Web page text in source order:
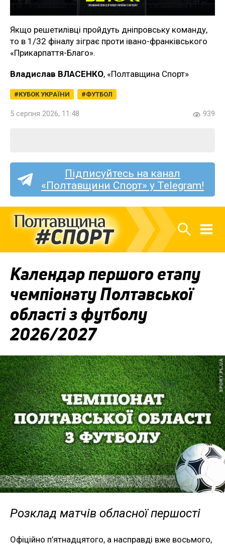
Якщо решетилівці пройдуть дніпровську команду,
то в 1/32 фіналу зіграє проти івано-франківського
«Прикарпаття-Благо».
Владислав ВЛАСЕНКО, «Полтавщина Спорт»
КУБОК УКРАЇНИ ФУТБОЛ
5 серпня 2026, 11:48 939
Підписуйтесь на канал
«Полтавщини Спорт» у Telegram!
Календар першого етапу
чемпіонату Полтавської
області з футболу
2026/2027
Розклад матчів обласної першості
Офіційно п’ятнадцятого, а насправді вже восьмого,